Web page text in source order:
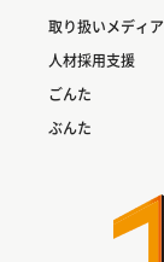
取り扱いメディア
人材採用支援
ごんた
ぶんた